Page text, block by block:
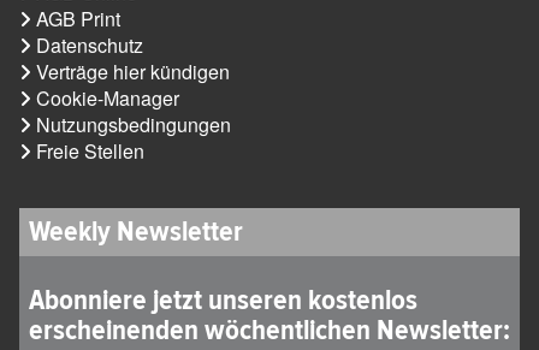
AGB Print
Datenschutz
Verträge hier kündigen
Cookie-Manager
Nutzungsbedingungen
Freie Stellen
Weekly Newsletter
Abonniere jetzt unseren kostenlos
erscheinenden wöchentlichen Newsletter: